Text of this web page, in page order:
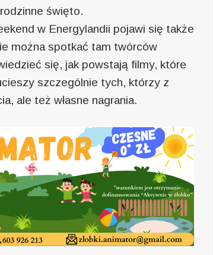
święto.
w Energylandii pojawi się także
można spotkać tam twórców
się, jak powstają filmy, które
szczególnie tych, którzy z
ale też własne nagrania.